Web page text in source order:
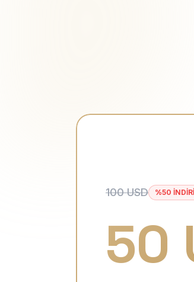
100 USD %50
50